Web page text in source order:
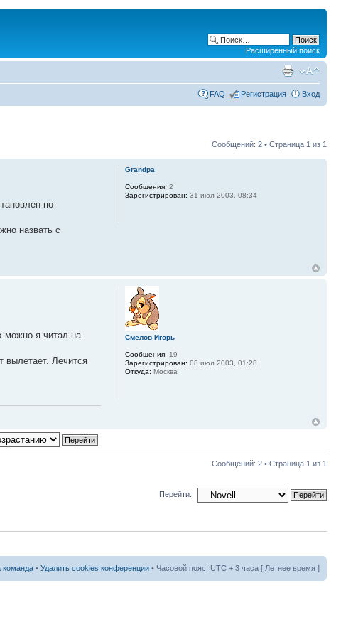
Расширенный поиск
FAQ Регистрация Вход
Сообщений: 2 • Страница 1 из 1
по
назвать с
Grandpa
Сообщения: 2
Зарегистрирован: 31 июл 2003, 08:34
можно я читал на
вылетает. Лечится
Смелов Игорь
Сообщения: 19
Зарегистрирован: 08 июл 2003, 01:28
Откуда: Москва
Сообщений: 2 • Страница 1 из 1
Перейти:
• Удалить cookies конференции • Часовой пояс: UTC + 3 часа [ Летнее время ]